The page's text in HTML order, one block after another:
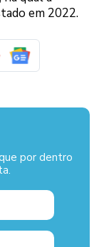
em 2022.
por dentro